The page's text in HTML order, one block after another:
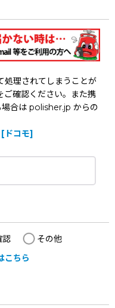
処理されてしまうことが
ご確認ください。また携
合は polisher.jp からの
[ドコモ]
認
その他
こちら